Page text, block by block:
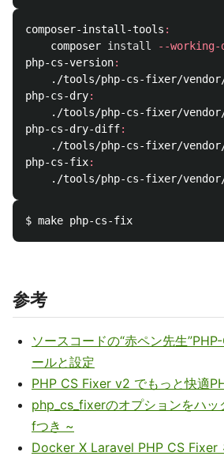
composer-install-tools :
	composer
install --
php-cs-version:
./tools/php-cs-fixer/
php-cs-dry:
./tools/php-cs-fixer/
php-cs-dry-diff:
./tools/php-cs-fixer/
php-cs-fix:
./tools/php-cs-fixer/
参考
ソースコードの“赤ペン先生
ールと設定
PHP CS Fixer v2 でもっと快適
php_cs_fixerのオプションをハ
fつき ~
Docker X Laravel PHP CS Fixer